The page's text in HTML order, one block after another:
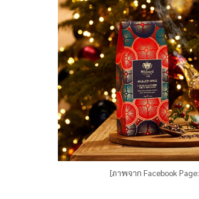
[ภาพจาก Facebook Page: